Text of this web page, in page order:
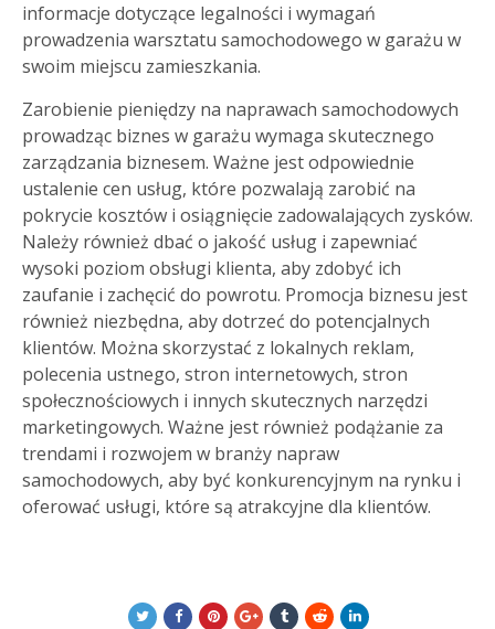
informacje dotyczące legalności i wymagań
prowadzenia warsztatu samochodowego w garażu w
swoim miejscu zamieszkania.
Zarobienie pieniędzy na naprawach samochodowych
prowadząc biznes w garażu wymaga skutecznego
zarządzania biznesem. Ważne jest odpowiednie
ustalenie cen usług, które pozwalają zarobić na
pokrycie kosztów i osiągnięcie zadowalających zysków.
Należy również dbać o jakość usług i zapewniać
wysoki poziom obsługi klienta, aby zdobyć ich
zaufanie i zachęcić do powrotu. Promocja biznesu jest
również niezbędna, aby dotrzeć do potencjalnych
klientów. Można skorzystać z lokalnych reklam,
polecenia ustnego, stron internetowych, stron
społecznościowych i innych skutecznych narzędzi
marketingowych. Ważne jest również podążanie za
trendami i rozwojem w branży napraw
samochodowych, aby być konkurencyjnym na rynku i
oferować usługi, które są atrakcyjne dla klientów.